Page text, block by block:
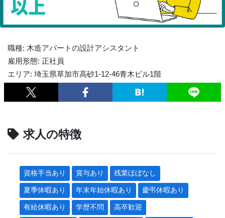
職種: 木造アパートの設計アシスタント
雇用形態: 正社員
エリア: 埼玉県草加市高砂1-12-46青木ビル1階
求人の特徴
資格手当あり 賞与あり 残業ほぼなし
夏季休暇あり 年末年始休暇あり 慶弔休暇あり
有給休暇あり 学歴不問 高卒歓迎